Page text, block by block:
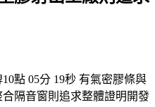
點 05分 19秒 有氣密膠條與
合隔音窗則追求整體證明開發